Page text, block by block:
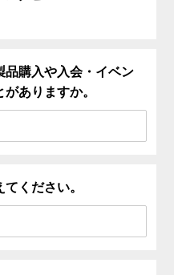
品購入や入会・イベン
ありますか。
ください。